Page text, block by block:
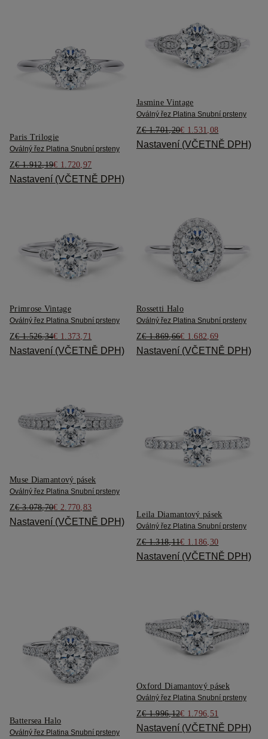
Paris Trilogie
Oválný řez Platina Snubní prsteny
Z€ 1.912,19€ 1.720,97
Nastavení (VČETNĚ DPH)
Jasmine Vintage
Oválný řez Platina Snubní prsteny
Z€ 1.701,20€ 1.531,08
Nastavení (VČETNĚ DPH)
Primrose Vintage
Oválný řez Platina Snubní prsteny
Z€ 1.526,34€ 1.373,71
Nastavení (VČETNĚ DPH)
Rossetti Halo
Oválný řez Platina Snubní prsteny
Z€ 1.869,66€ 1.682,69
Nastavení (VČETNĚ DPH)
Muse Diamantový pásek
Oválný řez Platina Snubní prsteny
Z€ 3.078,70€ 2.770,83
Nastavení (VČETNĚ DPH)
Leila Diamantový pásek
Oválný řez Platina Snubní prsteny
Z€ 1.318,11€ 1.186,30
Nastavení (VČETNĚ DPH)
Battersea Halo
Oválný řez Platina Snubní prsteny
Oxford Diamantový pásek
Oválný řez Platina Snubní prsteny
Z€ 1.996,12€ 1.796,51
Nastavení (VČETNĚ DPH)